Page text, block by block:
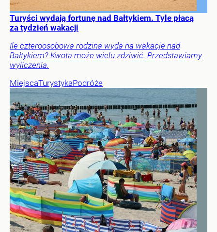
Turyści wydają fortunę nad Bałtykiem. Tyle płacą
za tydzień wakacji
Ile czteroosobowa rodzina wyda na wakacje nad
Bałtykiem? Kwota może wielu zdziwić. Przedstawiamy
wyliczenia.
MiejscaTurystykaPodróże